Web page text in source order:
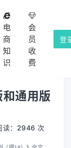
电
商
知
识
会
员
收
费
登
用！
注册会
通用版
读：2946 次